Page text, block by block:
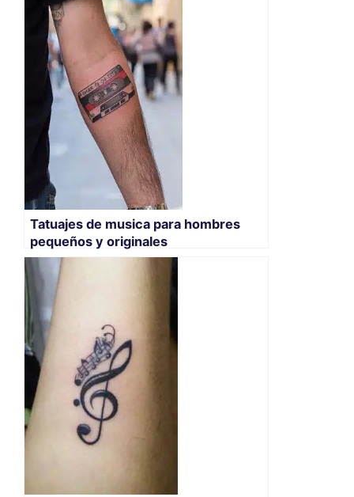
Tatuajes de musica para hombres
pequeños y originales